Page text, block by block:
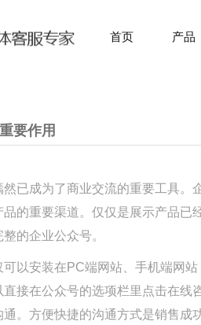
首页 产品
要作用
成为了商业交流的重要工具。
的重要渠道。仅仅是展示产品已
的企业公众号。
可以安装在PC端网站、手机端网
接在公众号的选项栏里点击在线
。方便快捷的沟通方式是销售成